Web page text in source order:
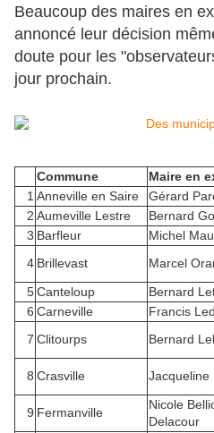
Beaucoup des maires en
annoncé leur décision
doute pour les
jour prochain.
Commune
Maire en
1 Anneville en Saire
Gérard
2 Aumeville Lestre
Bernard
3 Barfleur
Michel
4 Brillevast Marcel
5Canteloup
Bernard
6 Carneville
Francis
7 Clitourps Bernard
8 Crasville Jacqueline
9 Fermanville
Nicole
Delacour